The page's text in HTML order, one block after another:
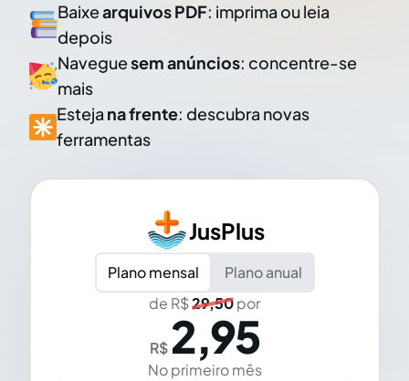
Baixearquivos PDF: imprima ou leia
depois
Naveguesem anúncios: concentre-se
mais
Esteja na frente: descubra novas
ferramentas
JusPlus
Plano mensal
Plano anual
de R$29,50por
R$ 2,95
No primeiro mês